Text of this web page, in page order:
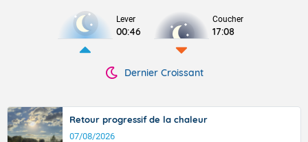
Lever
00:46
Coucher
17:08
Dernier Croissant
Retour progressif de la chaleur
07/08/2026